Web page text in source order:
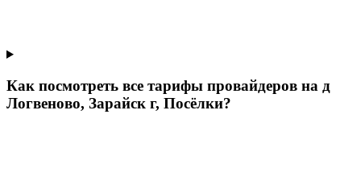
Как посмотреть все тарифы провайдеров на д
Логвеново, Зарайск г, Посёлки?